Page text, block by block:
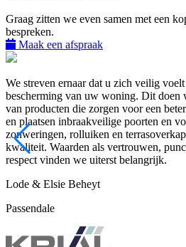
Graag zitten we even samen met een
bespreken.
Maak een afspraak
We streven ernaar dat u zich veilig
bescherming van uw woning. Dit doen
van producten die zorgen voor een
en plaatsen inbraakveilige poorten en
zonweringen, rolluiken en
kwaliteit. Waarden als vertrouwen,
respect vinden we uiterst belangrijk.
Lode & Elsie Beheyt
Passendale